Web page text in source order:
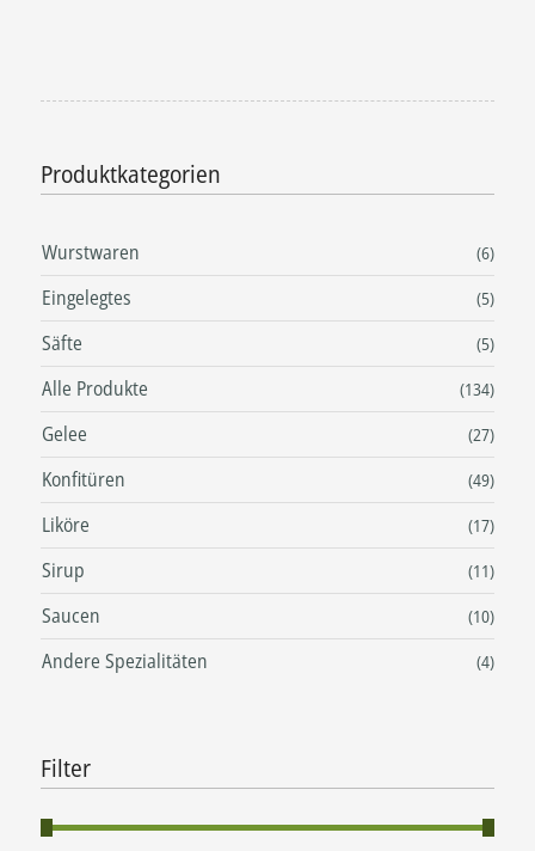
Produktkategorien
Wurstwaren (6)
Eingelegtes (5)
Säfte (5)
Alle Produkte (134)
Gelee (27)
Konfitüren (49)
Liköre (17)
Sirup (11)
Saucen (10)
Andere Spezialitäten (4)
Filter